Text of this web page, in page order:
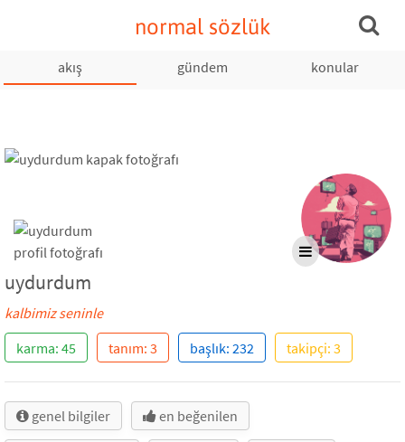
normal sözlük
akış gündem konular
uydurdum
kalbimiz seninle
karma: 45
tanım: 3 başlık: 232 takipçi: 3
genel bilgiler en beğenilen